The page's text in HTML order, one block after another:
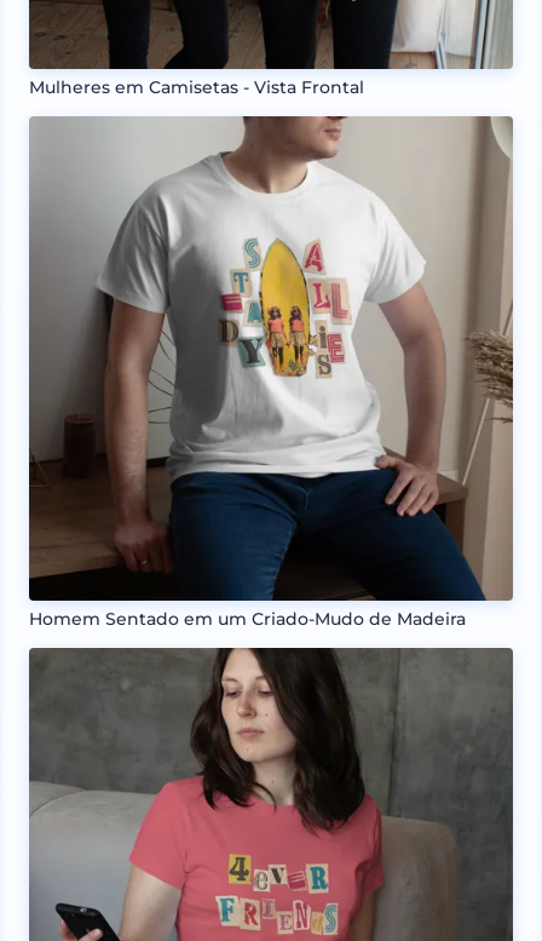
Mulheres em Camisetas - Vista Frontal
Homem Sentado em um Criado-Mudo de Madeira